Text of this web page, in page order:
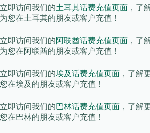
立即访问我们的土耳其话费充值页面 ，了
为您在土耳其的朋友或客户充值！
立即访问我们的阿联酋话费充值页面 ，了
为您在阿联酋的朋友或客户充值！
立即访问我们的埃及话费充值页面 ，了解
您在埃及的朋友或客户充值！
立即访问我们的巴林话费充值页面 ，了解
您在巴林的朋友或客户充值！